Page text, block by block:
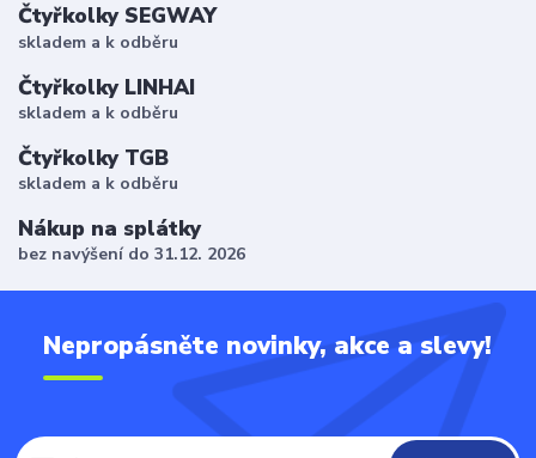
Čtyřkolky SEGWAY
skladem a k odběru
Čtyřkolky LINHAI
skladem a k odběru
Čtyřkolky TGB
skladem a k odběru
Nákup na splátky
bez navýšení do 31.12. 2026
Nepropásněte novinky, akce a slevy!